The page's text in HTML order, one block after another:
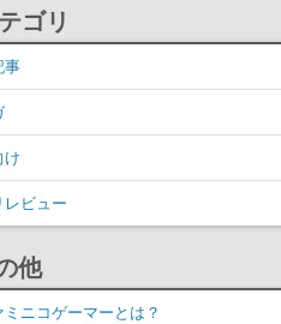
ゴリ
事
け
レビュー
他
ミニコゲーマーとは？